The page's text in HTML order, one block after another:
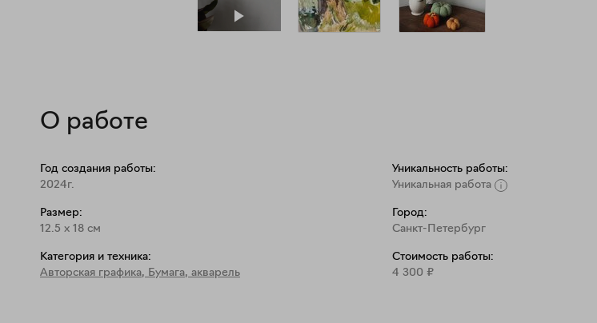
О работе
Год создания работы:
2024г.
Размер:
12.5 x 18 см
Категория и техника:
Авторская графика, Бумага, акварель
Уникальность работы:
Уникальная работа
Город:
Санкт-Петербург
Стоимость работы:
4 300 ₽